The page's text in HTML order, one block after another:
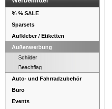
% % SALE
Sparsets
Aufkleber / Etiketten
Außenwerbung
Schilder
Beachflag
Auto- und Fahrradzubehör
Büro
Events